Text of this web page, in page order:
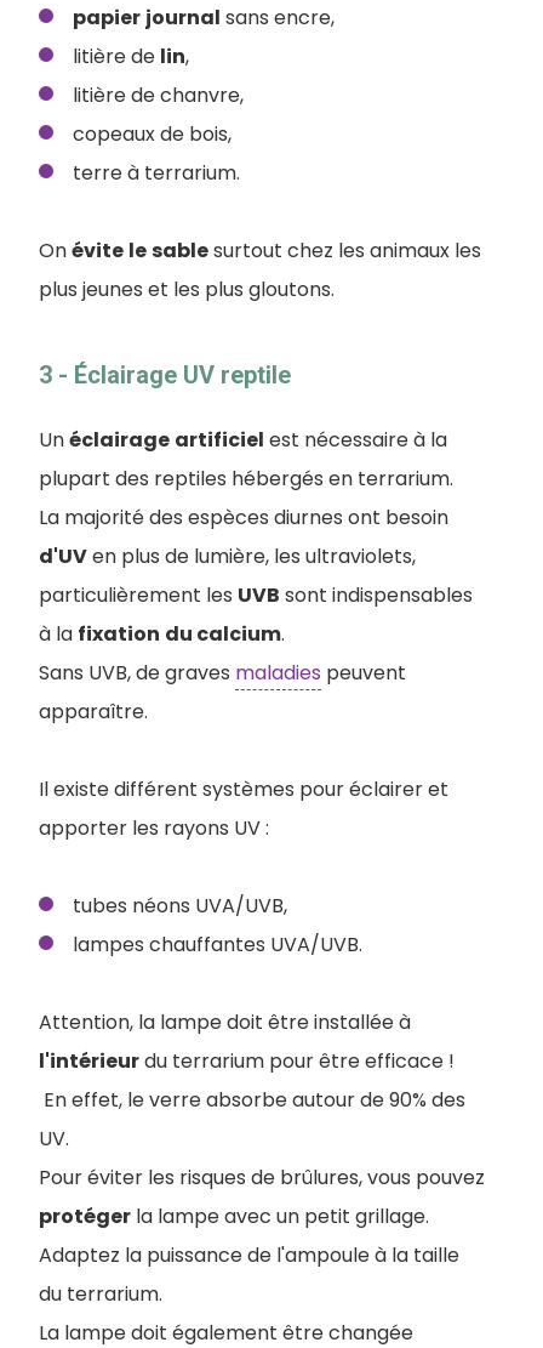
papier journal sans encre,
litière de lin,
litière de chanvre,
copeaux de bois,
terre à terrarium.
Onévite lesablesurtout chez les animaux les
plus jeunes et les plus gloutons.
3 - Éclairage UV reptile
Unéclairage artificiel est nécessaire à la
plupart des reptiles hébergés en terrarium.
La majorité des espèces diurnes ont besoin
d'UVen plus de lumière, les ultraviolets,
particulièrement les UVB sont indispensables
à la fixation du calcium.
Sans UVB, de graves maladies peuvent
apparaître.
Il existe différent systèmes pour éclairer et
apporter les rayons UV :
tubes néons UVA/UVB,
lampes chauffantes UVA/UVB.
Attention, la lampe doit être installée à
l'intérieurdu terrarium pour être efficace !
En effet, le verre absorbe autour de 90% des
UV.
Pour éviter les risques de brûlures, vous pouvez
protéger la lampe avec un petit grillage.
Adaptez la puissance de l'ampoule à la taille
du terrarium.
La lampe doit également être changée